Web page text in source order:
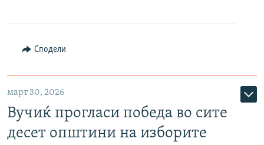
Сподели
март 30, 2026
Вучиќ прогласи победа во сите
десет општини на изборите